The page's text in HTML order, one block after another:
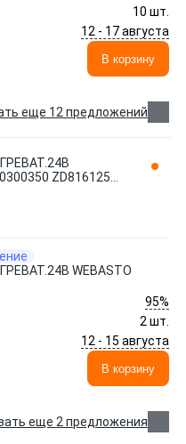
10 шт.
12 - 17 августа
В корзину
еще 12 предложений
ZD816125
WEBASTO
95%
2 шт.
12 - 15 августа
В корзину
еще 2 предложения